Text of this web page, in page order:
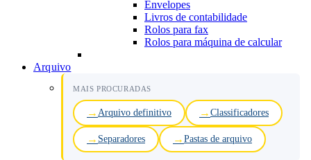
Envelopes
Livros de contabilidade
Rolos para fax
Rolos para máquina de calcular
Arquivo
MAIS PROCURADAS
Arquivo definitivo Classificadores
Separadores Pastas de arquivo